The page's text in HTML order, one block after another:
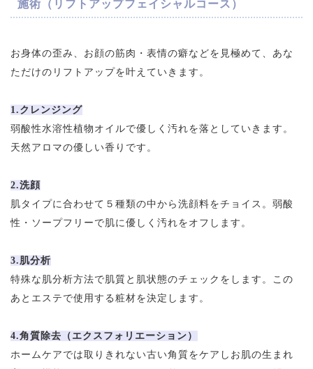
施術（リフトアップフェイシャルコース）
お身体の歪み、お顔の筋肉・表情の癖などを見極めて、あな
ただけのリフトアップを叶えていきます。
1.クレンジング
弱酸性水溶性植物オイルで優しく汚れを落としていきます。
天然アロマの優しい香りです。
2.洗顔
肌タイプに合わせて５種類の中から洗顔料をチョイス。弱酸
性・ソープフリーで肌に優しく汚れをオフします。
3.肌分析
特殊な肌分析方法で肌質と肌状態のチェックをします。この
あとエステで使用する粧材を決定します。
4.角質除去（エクスフォリエーション）
ホームケアでは取りきれない古い角質をケアしお肌の生まれ